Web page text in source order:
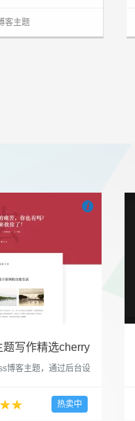
客主题

写作精选cherry
博客主题，通过后台设
果你不喜欢，可以对
行展现设置，比如你
热卖中